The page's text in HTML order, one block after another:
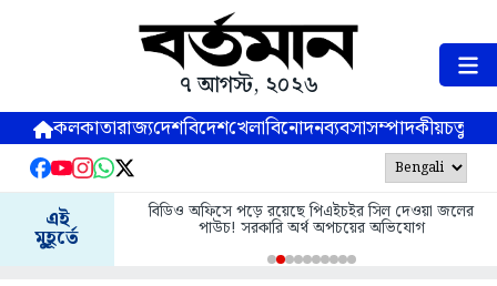
৭ আগস্ট, ২০২৬
কলকাতারাজ্যদেশবিদেশখেলাবিনোদনব্যবসাসম্পাদকীয়
এই
মুহূর্তে
বিডিও অফিসে পড়ে রয়েছে পিএইচইর সিল দেওয়া জলের
পাউচ! সরকারি অর্থ অপচয়ের অভিযোগ